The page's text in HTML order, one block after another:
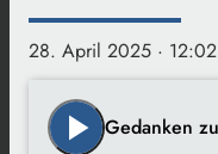
28. April 2025 ·
play_arrow Gedanken